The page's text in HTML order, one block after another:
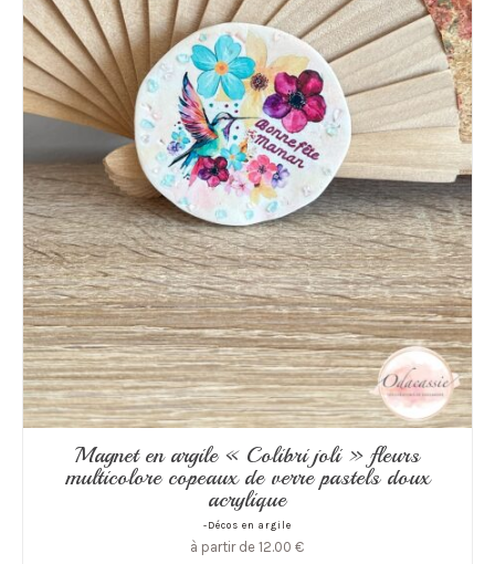
Magnet en argile « Colibri joli » fleurs
multicolore copeaux de verre pastels doux
acrylique
-Décos en argile
à partir de 12.00 €